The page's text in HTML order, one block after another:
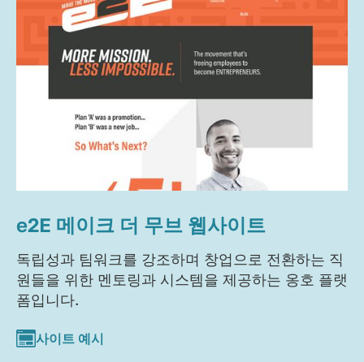
e2E 메이크 더 무브 웹사이트
독립성과 팀워크를 강조하며 창업으로 전환하는 직
원들을 위한 멘토링과 시스템을 제공하는 옹호 플랫
폼입니다.
사이트 예시